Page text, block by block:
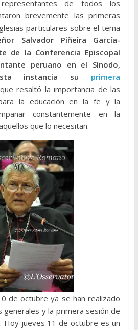
de todos los
brevemente las primeras
particulares sobre el tema
Salvador Piñeira García-
de la Conferencia Episcopal
peruano en el Sínodo,
instancia su primera
resaltó la importancia de las
la educación en la fe y la
constantemente en la
que lo necesitan.
de octubre ya se han realizado
generales y la primera sesión de
Hoy jueves 11 de octubre es un